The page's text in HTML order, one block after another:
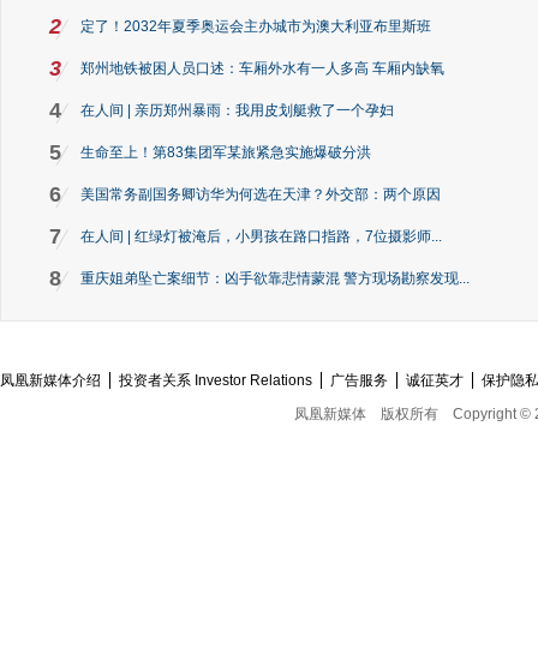
2 定了！2032年夏季奥运会主办城市为澳大利亚布里斯班
3 郑州地铁被困人员口述：车厢外水有一人多高 车厢内缺氧
4 在人间 | 亲历郑州暴雨：我用皮划艇救了一个孕妇
5 生命至上！第83集团军某旅紧急实施爆破分洪
6 美国常务副国务卿访华为何选在天津？外交部：两个原因
7 在人间 | 红绿灯被淹后，小男孩在路口指路，7位摄影师...
8 重庆姐弟坠亡案细节：凶手欲靠悲情蒙混 警方现场勘察发现...
凤凰新媒体介绍 投资者关系 Investor Relations 广告服务 诚征英才
保护隐
凤凰新媒体
版权所有 Copyright ©